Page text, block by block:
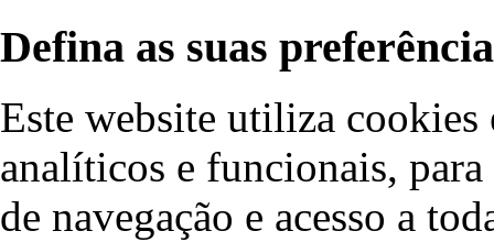
Defina as suas
Este website utiliza cookies
analíticos e funcionais,
de navegação e acesso a